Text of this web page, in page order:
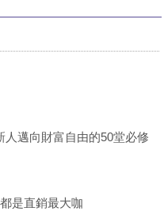
人邁向財富自由的50堂必修
是直銷最大咖